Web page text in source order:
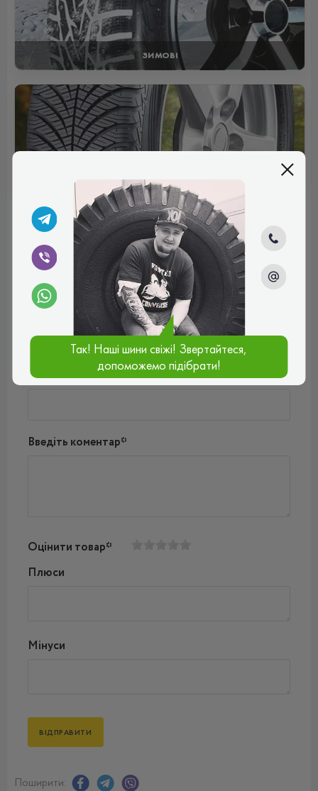
ЗИМОВІ
ВСЕСЕЗОННІ
Відгуки (0)
Поки немає коментарів
Написати коментар
Ім'я*
Ваш e-mail*
Введіть коментар*
Оцінити товар*
Плюси
Мінуси
Поширити:
Так! Наші шини свіжі! Звертайтеся,
допоможемо підібрати!